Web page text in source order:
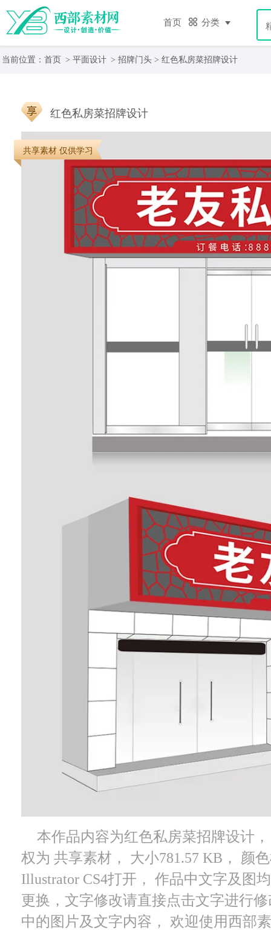
首页 分类
当前位置： 首页 > 平面设计 > 招牌门头 > 红色私房菜招牌设计
红色私房菜招牌设计
共享素材 仅供学习
本作品内容为红色私房菜招牌设计
权为 共享素材， 大小781.57 KB， 颜
Illustrator CS4打开， 作品中文字及图
更换，文字修改请直接点击文字进行
中的图片及文字内容， 欢迎使用西部